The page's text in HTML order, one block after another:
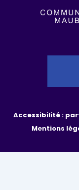
Accessibilité :
Mentions